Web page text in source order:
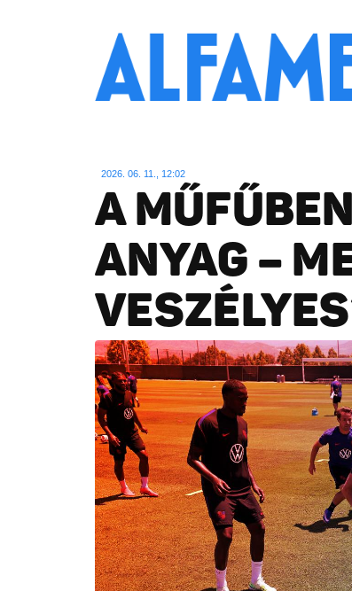
2026. 06. 11., 12:02
A
ANYAG –